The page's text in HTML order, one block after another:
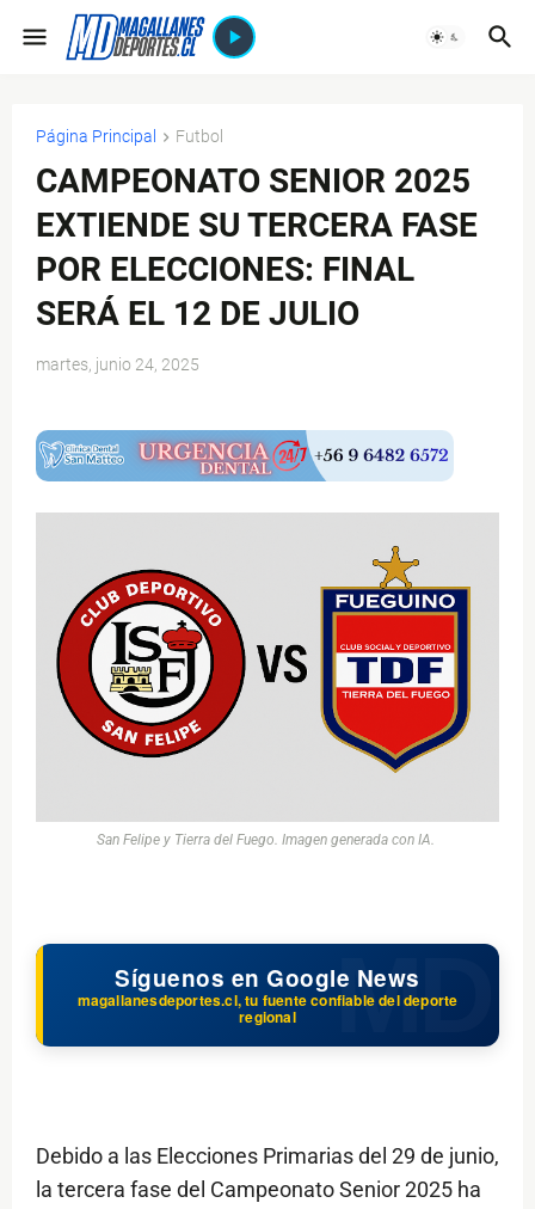
Página Principal Futbol
CAMPEONATO SENIOR 2025
EXTIENDE SU TERCERA FASE
POR ELECCIONES: FINAL
SERÁ EL 12 DE JULIO
martes, junio 24, 2025
San Felipe y Tierra del Fuego. Imagen generada con IA.
Síguenos en Google News
magallanesdeportes.cl, tu fuente confiable del deporte
regional
Debido a las Elecciones Primarias del 29 de junio,
la tercera fase del Campeonato Senior 2025 ha